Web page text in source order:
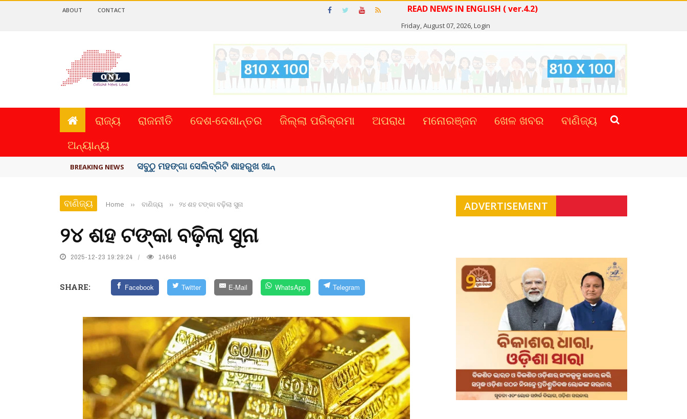
READ NEWS IN ENGLISH ( ver.4.2)
Friday, August 07, 2026,Login
ABOUT CONTACT
ରାଜ୍ୟ ରାଜନୀତି ଦେଶ-ଦେଶାନ୍ତର ଜିଲ୍ଲା ପରିକ୍ରମା ଅପରାଧ ମନୋରଞ୍ଜନ ଖେଳ ଖବର
ବାଣିଜ୍ୟ
ଅନ୍ୟାନ୍ୟ
BREAKING NEWS ବିଏସ୍‌ପିର ବିଧାୟକ ଉମା ଶଙ୍କର ସିଂହଙ୍କ ...
ବାଣିଜ୍ୟ Home ›› ବାଣିଜ୍ୟ ›› ୨୪ ଶହ ଟଙ୍କା ବଢ଼ିଲା ସୁନା
୨୪ ଶହ ଟଙ୍କା ବଢ଼ିଲା ସୁନା
2025-12-23 19:29:24 14646
SHARE: Facebook Twitter E-Mail WhatsApp Telegram
ADVERTISEMENT